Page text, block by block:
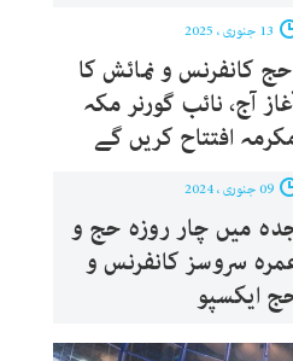
حج کانفرنس و نمائش کا
آج، نائب گورنر مکہ
افتتاح کریں گے
میں چار روزہ حج و
سروسز کانفرنس و
ایکسپو